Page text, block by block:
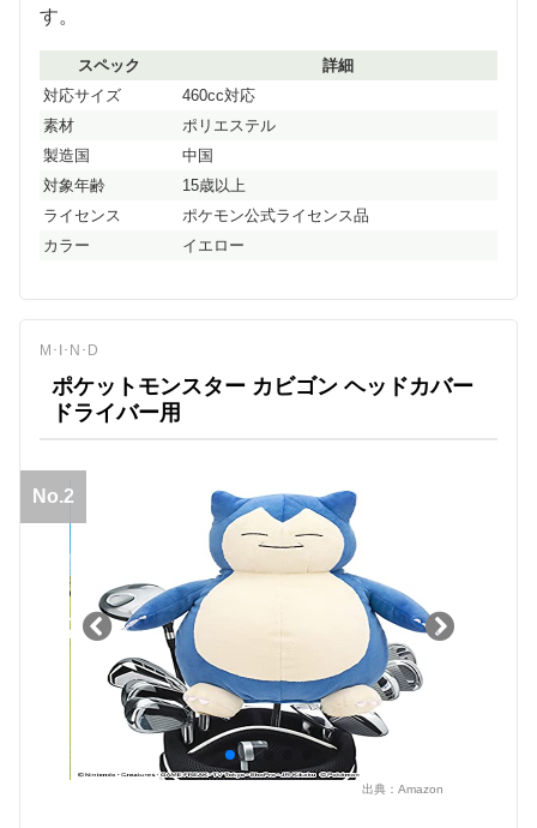
す。
スペック
詳細
対応サイズ
460cc対応
素材
ポリエステル
製造国
中国
対象年齢
15歳以上
ライセンス
ポケモン公式ライセンス品
カラー
イエロー
M･I･N･D
ポケットモンスター カビゴン ヘッドカバー
ドライバー用
No.2
出典： Amazon